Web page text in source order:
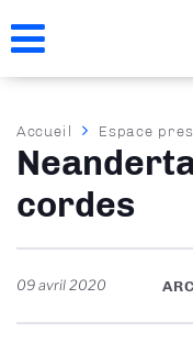
au
Fil
d'Ariane
Accueil Espace
cordes
09 avril 2020